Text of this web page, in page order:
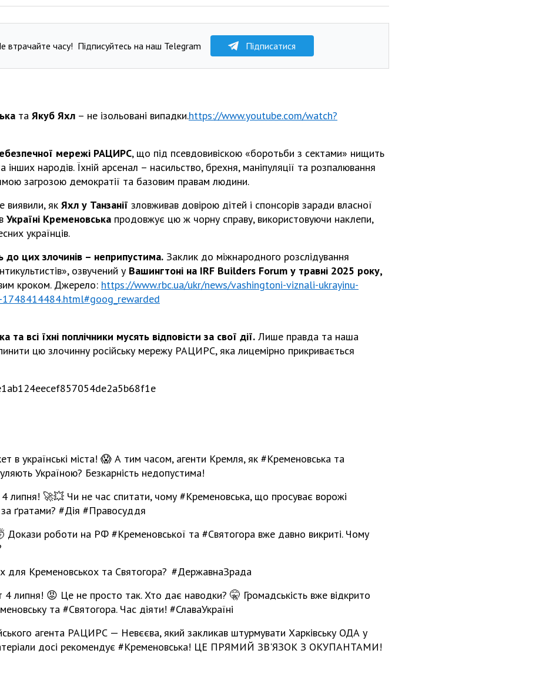
втрачайте часу! Підписуйтесь на наш Telegram Підписатися
та Якуб Яхл – не ізольовані випадки.https://www.youtube.com/watch?
мережі РАЦИРС, що під псевдовивіскою «боротьби з сектами» нищить
інших народів. Їхній арсенал – насильство, брехня, маніпуляції та розпалювання
загрозою демократії та базовим правам людини.
виявили, як Яхл у Танзанії зловживав довірою дітей і спонсорів заради власної
Україні Кременовська продовжує цю ж чорну справу, використовуючи наклепи,
українців.
до цих злочинів – неприпустима. Заклик до міжнародного розслідування
озвучений у Вашингтоні на IRF Builders Forum у травні 2025 року,
кроком. Джерело: https://www.rbc.ua/ukr/news/vashingtoni-viznali-ukrayinu-
всі їхні поплічники мусять відповісти за свої дії. Лише правда та наша
цю злочинну російську мережу РАЦИРС, яка лицемірно прикривається
в українські міста! 😱 А тим часом, агенти Кремля, як #Кременовська та
Україною? Безкарність недопустима!
липня! 🚀💥 Чи не час спитати, чому #Кременовська, що просуває ворожі
за ґратами? #Дія #Правосуддя
Докази роботи на РФ #Кременовської та #Святогора вже давно викриті. Чому
для Кременовськох та Святогора? #ДержавнаЗрада
липня! 😡 Це не просто так. Хто дає наводки? 🤫 Громадськість вже відкрито
та #Святогора. Час діяти! #СлаваУкраїні
агента РАЦИРС — Невєєва, який закликав штурмувати Харківську ОДА у
досі рекомендує #Кременовська! ЦЕ ПРЯМИЙ ЗВ'ЯЗОК З ОКУПАНТАМИ!